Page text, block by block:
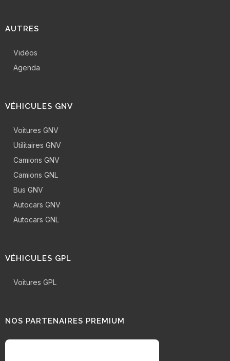
AUTRES
Vidéos
Agenda
VÉHICULES GNV
Voitures GNV
Utilitaires GNV
Camions GNV
Camions GNL
Bus GNV
Autocars GNV
Autocars GNL
VÉHICULES GPL
Voitures GPL
NOS PARTENAIRES PREMIUM